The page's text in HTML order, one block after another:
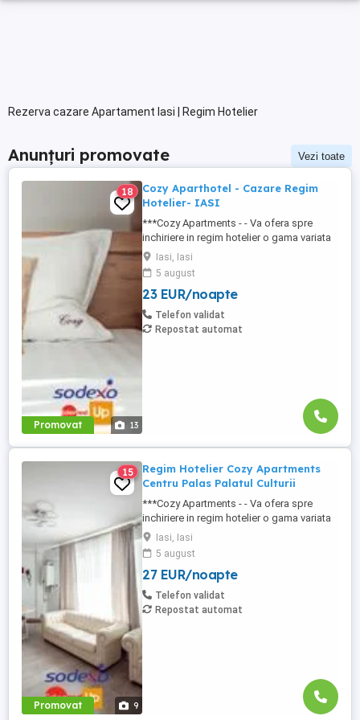
Rezerva cazare Apartament Iasi | Regim Hotelier
Anunțuri promovate Vezi toate
Promovat 13
18
Cozy Aparthotel - Cazare Regim
Hotelier- IASI
***Cozy Apartments - - Va ofera spre
inchiriere in regim hotelier o gama variata
de apartamente si garsoniere situate in
puncte cheie ale orasului doar in
complexe rezidentiale noi: *Zona Palas
Mall - Centru - Complex Lazar Residence;
*Zona Palas Mall - Centru Complex Q
Residence; *Zona Palas Mall - ...
Iasi, Iasi
5 august
23 EUR/noapte
Telefon validat
Repostat automat
Promovat 9
15
Regim Hotelier Cozy Apartments
Centru Palas Palatul Culturii
***Cozy Apartments - - Va ofera spre
inchiriere in regim hotelier o gama variata
de apartamente si garsoniere situate in
puncte cheie ale orasului doar in
complexe rezidentiale noi: *Zona Palas
Mall - Centru - Complex Lazar Residence;
*Zona Palas Mall - Centru Complex Q
Residence; *Zona Palas Mall ...
Iasi, Iasi
5 august
27 EUR/noapte
Telefon validat
Repostat automat